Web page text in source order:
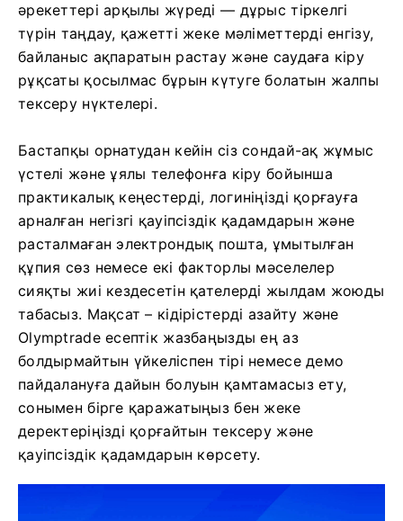
әрекеттері арқылы жүреді — дұрыс тіркелгі
түрін таңдау, қажетті жеке мәліметтерді енгізу,
байланыс ақпаратын растау және саудаға кіру
рұқсаты қосылмас бұрын күтуге болатын жалпы
тексеру нүктелері.
Бастапқы орнатудан кейін сіз сондай-ақ жұмыс
үстелі және ұялы телефонға кіру бойынша
практикалық кеңестерді, логиніңізді қорғауға
арналған негізгі қауіпсіздік қадамдарын және
расталмаған электрондық пошта, ұмытылған
құпия сөз немесе екі факторлы мәселелер
сияқты жиі кездесетін қателерді жылдам жоюды
табасыз. Мақсат – кідірістерді азайту және
Olymptrade есептік жазбаңызды ең аз
болдырмайтын үйкеліспен тірі немесе демо
пайдалануға дайын болуын қамтамасыз ету,
сонымен бірге қаражатыңыз бен жеке
деректеріңізді қорғайтын тексеру және
қауіпсіздік қадамдарын көрсету.